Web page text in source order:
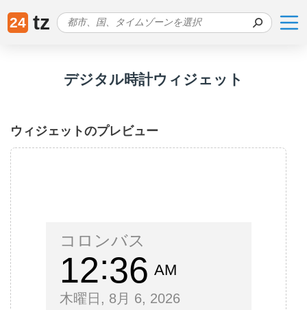
24 tz
デジタル時計ウィジェット
ウィジェットのプレビュー